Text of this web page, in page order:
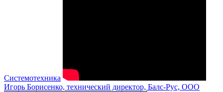
Системотехника
Игорь Борисенко, технический директор, Балс-Рус, ООО